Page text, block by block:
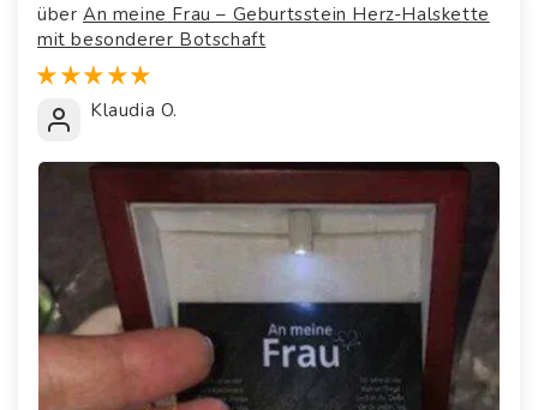
An meine Frau – Geburtsstein Herz-Halskette
mit besonderer Botschaft
Klaudia O.